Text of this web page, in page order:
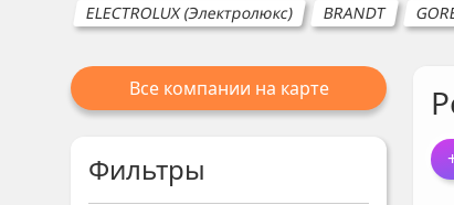
ELECTROLUX (Электролюкс) BRANDT
Все компании на карте
Фильтры